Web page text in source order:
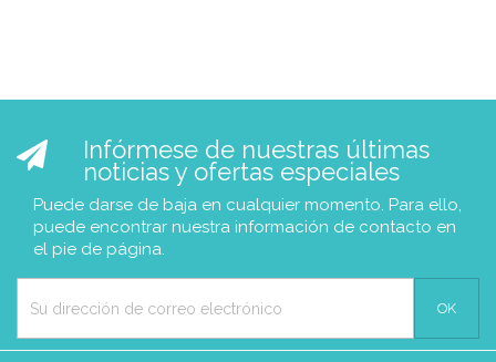
Infórmese de nuestras últimas
noticias y ofertas especiales
Puede darse de baja en cualquier momento. Para ello,
puede encontrar nuestra información de contacto en
el pie de página.